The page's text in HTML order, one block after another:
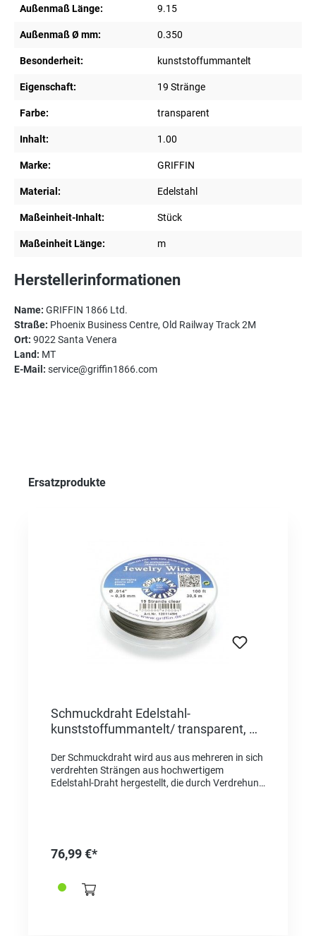
Außenmaß Länge: 9.15
Außenmaß Ø mm: 0.350
Besonderheit: kunststoffummantelt
Eigenschaft: 19 Stränge
Farbe: transparent
Inhalt: 1.00
Marke: GRIFFIN
Material: Edelstahl
Maßeinheit-Inhalt: Stück
Maßeinheit Länge: m
Herstellerinformationen
Name: GRIFFIN 1866 Ltd.
Straße: Phoenix Business Centre, Old Railway Track 2M
Ort: 9022 Santa Venera
Land: MT
E-Mail: service@griffin1866.com
Produktgalerie überspringen
Ersatzprodukte
Schmuckdraht Edelstahl-
kunststoffummantelt/ transparent, Ø
Der Schmuckdraht wird aus aus mehreren in sich
verdrehten Strängen aus hochwertigem
Edelstahl-Draht hergestellt, die durch Verdrehung
einen guten Schutz gegen Abrieb. Der
geknotet werden kann. Der Schmuckdraht wird
aus 19 Strängen hergestellt. Damit ist er der
76,99 €*